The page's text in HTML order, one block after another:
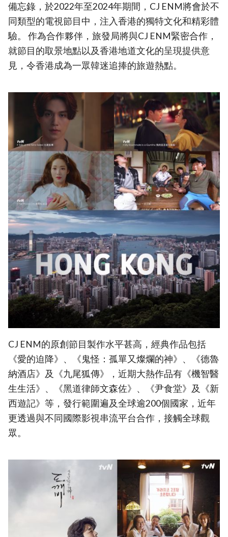
備忘錄，於2022年至2024年期間，CJ ENM將會於不
同類型的電視節目中，注入香港的獨特文化和精彩體
驗。 作為合作夥伴，旅發局將與CJ ENM緊密合作，
就節目的取景地點以及香港地道文化的呈現提供意
見，令香港成為一眾韓迷追捧的旅遊熱點。
CJ ENM的原創節目製作水平甚高，經典作品包括
《愛的迫降》、《鬼怪：孤單又燦爛的神》、《德魯
納酒店》及《九尾狐傳》，近期大熱作品有《機智醫
生生活》、《黑道律師文森佐》、《尹食堂》及《新
西遊記》等，發行範圍遍及全球逾200個國家，近年
更透過與不同國際影視串流平台合作，接觸全球觀
眾。